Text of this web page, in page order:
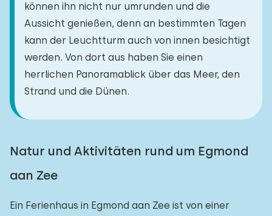
können ihn nicht nur umrunden und die
Aussicht genießen, denn an bestimmten Tagen
kann der Leuchtturm auch von innen besichtigt
werden. Von dort aus haben Sie einen
herrlichen Panoramablick über das Meer, den
Strand und die Dünen.
Natur und Aktivitäten rund um Egmond
aan Zee
Ein Ferienhaus in Egmond aan Zee ist von einer